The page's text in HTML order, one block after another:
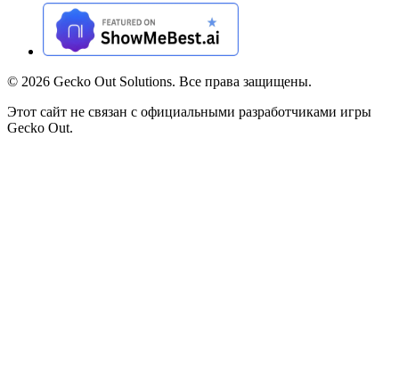
© 2026 Gecko Out Solutions. Все права защищены.
Этот сайт не связан с официальными разработчиками игры
Gecko Out.